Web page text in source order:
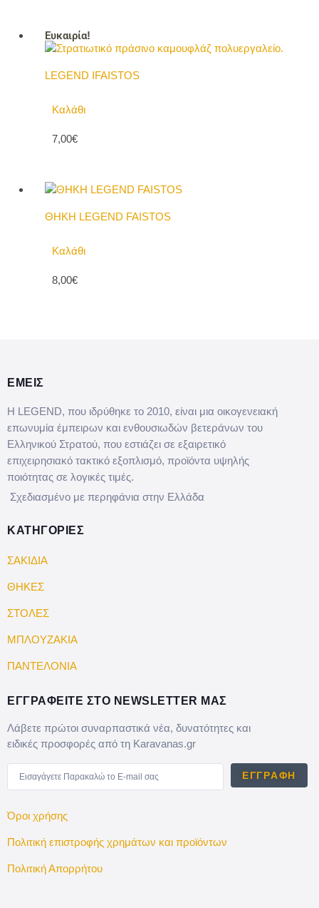
Ευκαιρία!
LEGEND IFAISTOS
Καλάθι
7,00€
ΘΗΚΗ LEGEND FAISTOS
Καλάθι
8,00€
ΕΜΕΙΣ
Η LEGEND, που ιδρύθηκε το 2010, είναι μια οικογενειακή
επωνυμία έμπειρων και ενθουσιωδών βετεράνων του
Ελληνικού Στρατού, που εστιάζει σε εξαιρετικό
επιχειρησιακό τακτικό εξοπλισμό, προϊόντα υψηλής
ποιότητας σε λογικές τιμές.
Σχεδιασμένο με περηφάνια στην Ελλάδα
ΚΑΤΗΓΟΡΙΕΣ
ΣΑΚΙΔΙΑ
ΘΗΚΕΣ
ΣΤΟΛΕΣ
ΜΠΛΟΥΖΑΚΙΑ
ΠΑΝΤΕΛΟΝΙΑ
ΕΓΓΡΑΦΕΙΤΕ ΣΤΟ NEWSLETTER ΜΑΣ
Λάβετε πρώτοι συναρπαστικά νέα, δυνατότητες και
ειδικές προσφορές από τη Karavanas.gr
ΕΓΓΡΑΦΉ
Όροι χρήσης
Πολιτική επιστροφής χρημάτων και προϊόντων
Πολιτική Απορρήτου